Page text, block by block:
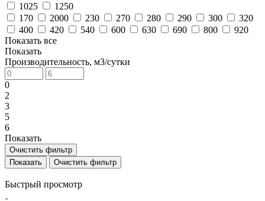
1025
1250
170
2000 230 270 280 290 300
320
400
420 540 600 630 690 800
920
Показать все
Показать
Производительность, м3/сутки
0
2
3
5
6
Показать
Очистить фильтр
Очистить фильтр
Быстрый просмотр